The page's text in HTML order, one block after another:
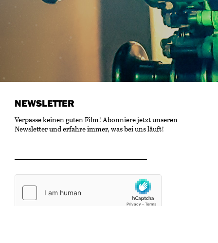
NEWSLETTER
Verpasse keinen guten Film! Abonniere jetzt unseren
Newsletter und erfahre immer, was bei uns läuft!